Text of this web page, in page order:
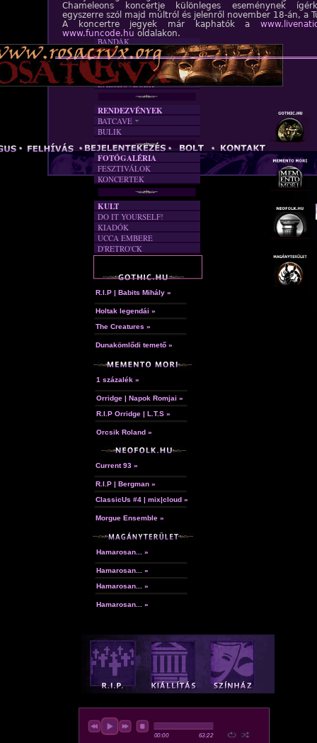
Chameleons koncertje különleges eseménynek
egyszerre szól majd múltról és jelenről november 18-án, a
A koncertre jegyek már kaphatók a
www.funcode.hu oldalakon.
ZENE
BANDÁK
DVD
INTERJÚK
FORDÍTÁSOK
DALSZÖVEGEK
RENDEZVÉNYEK
BATCAVE
AKTUÁLIS
A MÚLT
BULIK
FOTÓGALÉRIA
FESZTIVÁLOK
KONCERTEK
KULT
DO IT YOURSELF!
KIADÓK
UCCA EMBERE
D'RETRO'CK
R.I.P | Babits Mihály »
Holtak legendái »
The Creatures »
Dunakömlődi temető »
1 százalék »
Orridge | Napok Romjai »
R.I.P Orridge | L.T.S »
Orcsik Roland »
Current 93 »
R.I.P | Bergman »
ClassicUs #4 | mix|cloud »
Morgue Ensemble »
Hamarosan... »
Hamarosan... »
Hamarosan... »
Hamarosan... »